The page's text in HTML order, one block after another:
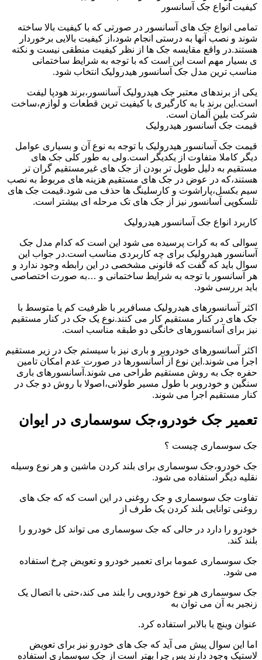
کیفیت انواع جک آسانسور
تمامی انواع جک های آسانسور در صورتی که با کیفیت بالا ساخته
شوند و نصب آنها به درستی انجام شود،از کیفیت بالایی برخوردار
هستند.در واقع مقایسه جک ها از نظر کیفیت منطقی نیست و نکته
ی بسیار مهم است این است که با توجه به شرایط ساختمانی
مناسب ترین مدل جک آسانسور هیدرولیک انتخاب شود.
یکی از برندهای معتبر جک هیدرولیک آسانسور،برند هودپا لیفت
است.این برند با به کارگیری با کیفیت ترین قطعات و لوازم،ساخت
شرکت بلین آلمان است.
قیمت جک آسانسور هیدرولیک
قیمت جک آسانسور هیدرولیک با توجه به نوع آن و بسیاری عوامل
دیگر کاملا متفاوت از یکدیگر است.ولی به طور کلی جک های
مستقیم به دلیل طویل تر بودن از جک های غیرمستقیم گران تر
هستند،که در عوض در جک های مستقیم هزینه های مربوط به نصب
سیم بکسل،پاراشوت و کارسلینگ ها حذف می شود.قیمت جک های
تلسکوپی آسانسور نیز از جک های تک مرحله ای بیشتر است.
کاربرد انواع جک آسانسور هیدرولیک
سوالی که به کرات پرسیده می شود این است که کدام مدل جک
آسانسور هیدرولیک برای چه کاربردی مناسب است.در جواب این
سوال باید که گفت که قانونی مشخصی در این رابطه وجود ندارد و
هر آسانسور با توجه به شرایط ساختمانی و …به صورت اختصاصی
باید بررسی شود.
اکثر آسانسورهای هیدرولیک مسافربر با ظرفیت کم یا متوسط با
جک های در کنار مستقیم کار می کنند.نوع یک جک در کنار مستقیم
نیز برای آسانسورهای خانگی دو طبقه مناسب است.
اکثر آسانسورهای خودروبر و باری نیز با سیستم جک در زیر مستقیم
اجرا می شوند.این نوع از آسانسورها در صورت عدم امکان تامین
حفره جک به روش مستقیم طراحی می شوند.آسانسورهای باری
سنگین و خودروبر با طول مسیر طولانی،اصولا با روش دو جک در
کنار مستقیم اجرا می شوند.
تعمیر جک خودرو،جک سوسماری در ایوان
جک سوسماری چیست ؟
جک خودرو،جک سوسماری برای بلند کردن ماشین و هر نوع وسیله
نقلیه دیگر استفاده می شود.
تفاوت جک سوسماری و جک روغنی در این است که که جک های
روغنی توانایی بلند کردن یک طرف از
خودرو را دارد در حالی که جک سوسماری می تواند کل خودرو را
بلند کند.
جک سوسماری عموما برای تعمیر خودرو و تعویض چرخ استفاده
می شود.
جک سوسماری هر نوع خودرویی را بلند می کند،حتی با اتصال یک
زنجیر به آن می توان به
عنوان وینچ یا بالابر استفاده کرد.
اما این سوال پیش می آید که جک های خودرو نیز برای تعویض
لاستیک وجود دارند پس چرا بهتر است از جک سوسماری استفاده